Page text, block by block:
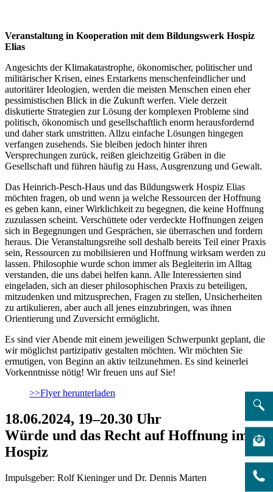
Veranstaltung in Kooperation mit dem Bildungswerk Hospiz
Elias
Angesichts der Klimakatastrophe, ökonomischer, politischer und
militärischer Krisen, eines Erstarkens menschenfeindlicher und
autoritärer Ideologien, werden die meisten Menschen einen eher
pessimistischen Blick in die Zukunft werfen. Viele derzeit
diskutierte Strategien zur Lösung der komplexen Probleme sind
politisch, ökonomisch und gesellschaftlich enorm herausfordernd
und daher stark umstritten. Allzu einfache Lösungen hingegen
verfangen zusehends. Sie bleiben jedoch hinter ihren
Versprechungen zurück, reißen gleichzeitig Gräben in die
Gesellschaft und führen häufig zu Hass, Ausgrenzung und Gewalt.
Das Heinrich-Pesch-Haus und das Bildungswerk Hospiz Elias
möchten fragen, ob und wenn ja welche Ressourcen der Hoffnung
es geben kann, einer Wirklichkeit zu begegnen, die keine Hoffnung
zuzulassen scheint. Verschüttete oder verdeckte Hoffnungen zeigen
sich in Begegnungen und Gesprächen, sie überraschen und fordern
heraus. Die Veranstaltungsreihe soll deshalb bereits Teil einer Praxis
sein, Ressourcen zu mobilisieren und Hoffnung wirksam werden zu
lassen. Philosophie wurde schon immer als Begleiterin im Alltag
verstanden, die uns dabei helfen kann. Alle Interessierten sind
eingeladen, sich an dieser philosophischen Praxis zu beteiligen,
mitzudenken und mitzusprechen, Fragen zu stellen, Unsicherheiten
zu artikulieren, aber auch all jenes einzubringen, was ihnen
Orientierung und Zuversicht ermöglicht.
Es sind vier Abende mit einem jeweiligen Schwerpunkt geplant, die
wir möglichst partizipativ gestalten möchten. Wir möchten Sie
ermutigen, von Beginn an aktiv teilzunehmen. Es sind keinerlei
Vorkenntnisse nötig! Wir freuen uns auf Sie!
>>Flyer herunterladen
18.06.2024, 19–20.30 Uhr
Würde und das Recht auf Hoffnung im
Hospiz
Impulsgeber: Rolf Kieninger und Dr. Dennis Marten